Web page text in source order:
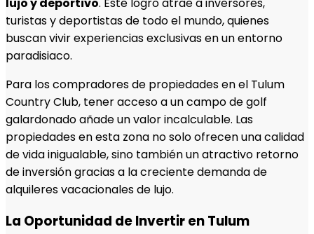
turistas y deportistas de todo el mundo, quienes
buscan vivir experiencias exclusivas en un entorno
paradisiaco.
Para los compradores de propiedades en el Tulum
Country Club, tener acceso a un campo de golf
galardonado añade un valor incalculable. Las
propiedades en esta zona no solo ofrecen una calidad
de vida inigualable, sino también un atractivo retorno
de inversión gracias a la creciente demanda de
alquileres vacacionales de lujo.
La Oportunidad de Invertir en Tulum